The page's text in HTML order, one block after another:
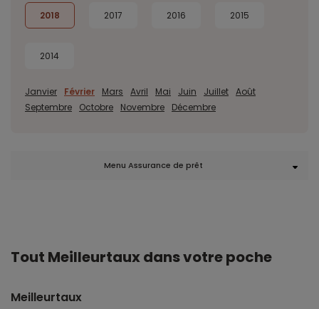
2018 2017 2016 2015
2014
Janvier Février Mars Avril Mai Juin Juillet Août
Septembre
Octobre Novembre Décembre
Menu Assurance de prêt
Tout Meilleurtaux dans votre poche
Meilleurtaux